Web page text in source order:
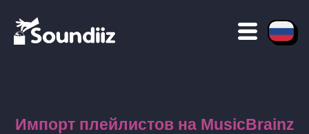
Импорт плейлистов на MusicBrainz